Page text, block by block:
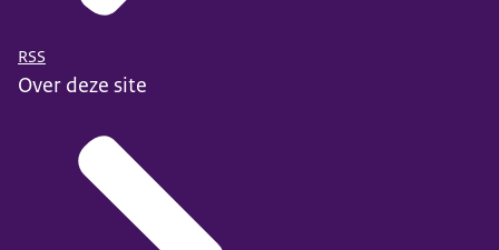
RSS
Over deze site